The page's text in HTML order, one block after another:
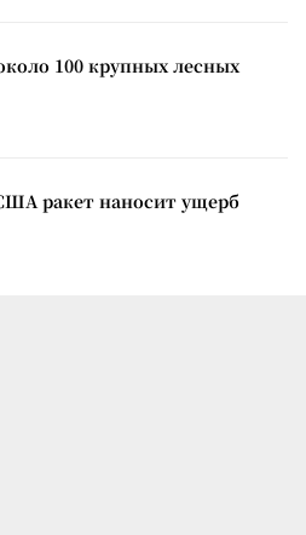
100 крупных лесных
ракет наносит ущерб